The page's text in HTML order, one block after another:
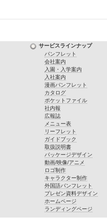
サービスラインナップ
パンフレット
会社案内
入園・入学案内
入社案内
漫画パンフレット
カタログ
ポケットファイル
社内報
広報誌
メニュー表
リーフレット
ガイドブック
取扱説明書
パッケージデザイン
動画/映像/アニメ
ロゴ制作
キャラクター制作
外国語パンフレット
プレゼン資料デザイン
ホームページ
ランディングページ